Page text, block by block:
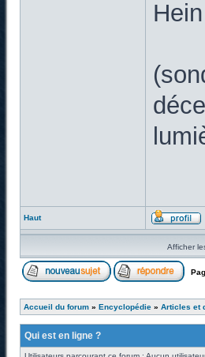
Haut
Afficher
Accueil du forum » Encyclopédie » Articles et
Qui est en ligne ?